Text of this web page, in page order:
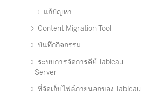
แก้ปัญหา
Content Migration Tool
บันทึกกิจกรรม
ระบบการจัดการคีย์ Tableau
Server
ที่จัดเก็บไฟล์ภายนอกของ Tableau